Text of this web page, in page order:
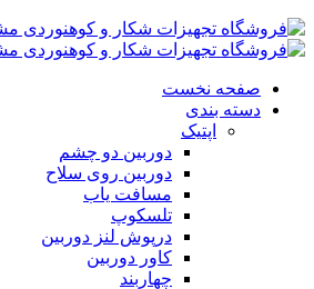
صفحه نخست
دسته بندی
اپتیک
دوربین دو چشم
دوربین روی سلاح
مسافت یاب
تلسکوپ
درپوش لنز دوربین
کاور دوربین
چهاربند